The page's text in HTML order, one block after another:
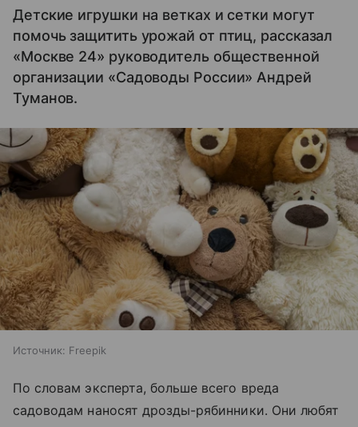
Детские игрушки на ветках и сетки могут
помочь защитить урожай от птиц, рассказал
«Москве 24» руководитель общественной
организации «Садоводы России» Андрей
Туманов.
Источник: Freepik
По словам эксперта, больше всего вреда
садоводам наносят дрозды-рябинники. Они любят